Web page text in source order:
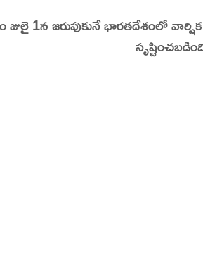
| Today in India |
జులై 1న జరుపుకునే భారతదేశంలో